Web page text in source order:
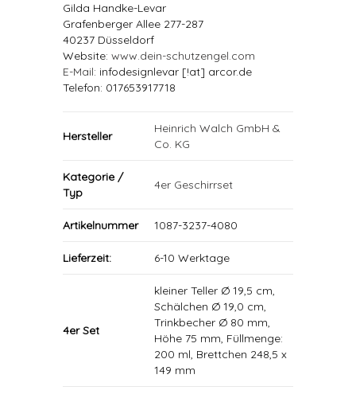
Gilda Handke-Levar
Grafenberger Allee 277-287
40237 Düsseldorf
Website: www.dein-schutzengel.com
E-Mail: infodesignlevar [!at] arcor.de
Telefon: 017653917718
Hersteller
Heinrich Walch GmbH &
Co. KG
Kategorie /
Typ
4er Geschirrset
Artikelnummer 1087-3237-4080
Lieferzeit: 6-10 Werktage
4er Set
kleiner Teller Ø 19,5 cm,
Schälchen Ø 19,0 cm,
Trinkbecher Ø 80 mm,
Höhe 75 mm, Füllmenge:
200 ml, Brettchen 248,5 x
149 mm